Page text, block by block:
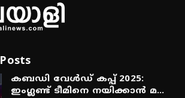
കബഡി വേൾഡ് കപ്പ് 2025:
ഇംഗ്ലണ്ട് ടീമിനെ നയിക്കാൻ മ...